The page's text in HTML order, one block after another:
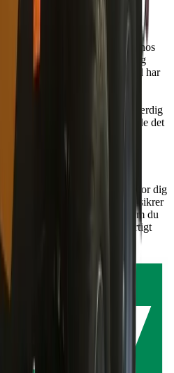
over det materiel, du har lejet hos
Du kan søge efter lokationer og
som favorit, så du altid har
Du kan finde
og skal du bruge mere
booke via appen. Hvis du er færdig
så hurtigt og nemt at afmelde det
- det er smart.
landet, hvilket gør det nemt for dig
dit projekt, og som samtidig sikrer
have udskiftet materiel, som du
tid på dit projekt, da vi hurtigt